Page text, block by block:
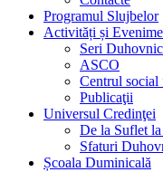
Programul Slujbelor
Activități și
Seri
ASCO
Centrul social
Publicaţii
Universul Credinţei
De la Suflet
Sfaturi
Școala Duminicală